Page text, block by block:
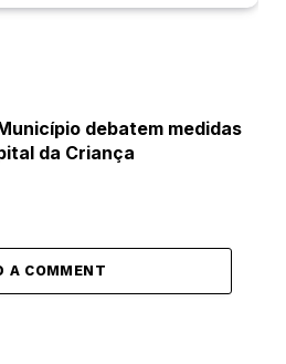
debatem medidas
da Criança
A COMMENT